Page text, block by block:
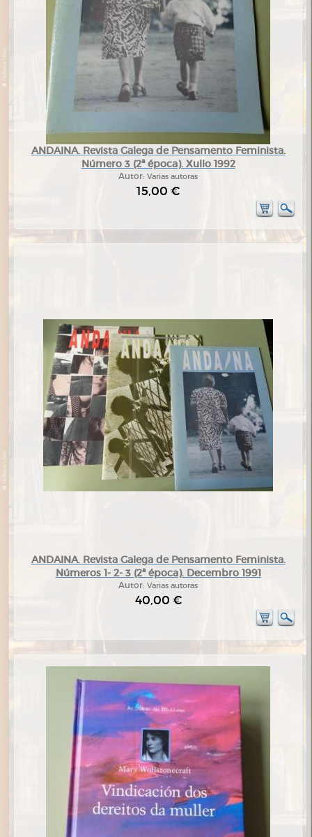
ANDAINA. Revista Galega de Pensamento Feminista.
Número 3 (2ª época). Xullo 1992
Autor: Varias autoras
15,00 €
ANDAINA. Revista Galega de Pensamento Feminista.
Números 1- 2- 3 (2ª época). Decembro 1991
Autor: Varias autoras
40,00 €